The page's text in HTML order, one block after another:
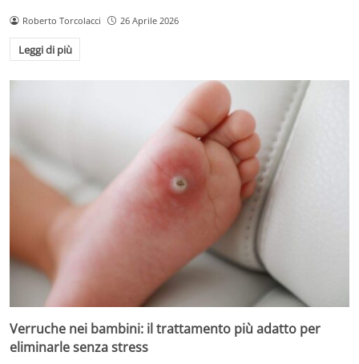
Roberto Torcolacci 26 Aprile 2026
Leggi di più
Verruche nei bambini: il trattamento più adatto per
eliminarle senza stress